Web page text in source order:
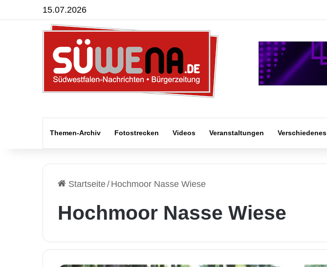
15.07.2026
Themen-Archiv Fotostrecken Videos Veranstaltungen Verschiedenes
Startseite/ Hochmoor Nasse Wiese
Hochmoor Nasse Wiese